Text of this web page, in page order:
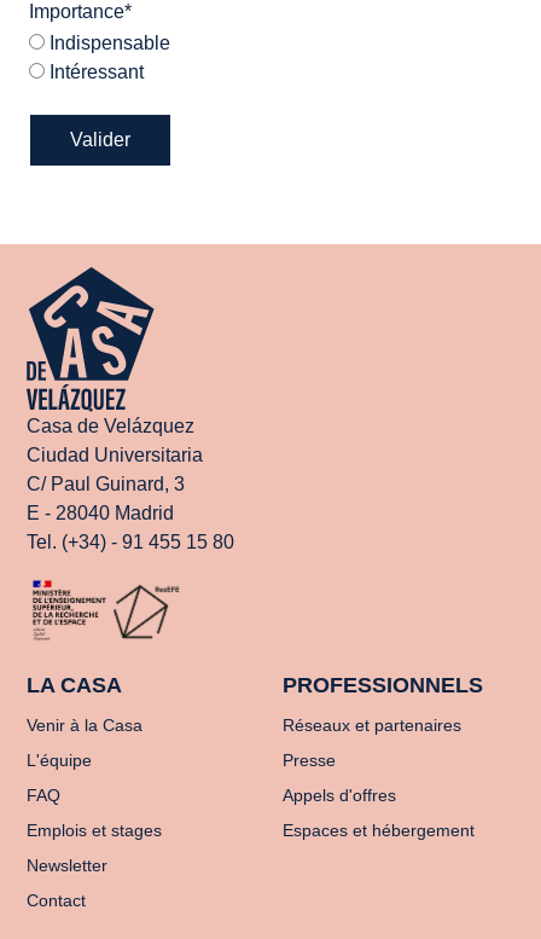
Importance*
Indispensable
Intéressant
Casa de Velázquez
Ciudad Universitaria
C/ Paul Guinard, 3
E - 28040 Madrid
Tel. (+34) - 91 455 15 80
LA CASA
Venir à la Casa
L'équipe
FAQ
Emplois et stages
Newsletter
Contact
PROFESSIONNELS
Réseaux et partenaires
Presse
Appels d'offres
Espaces et hébergement